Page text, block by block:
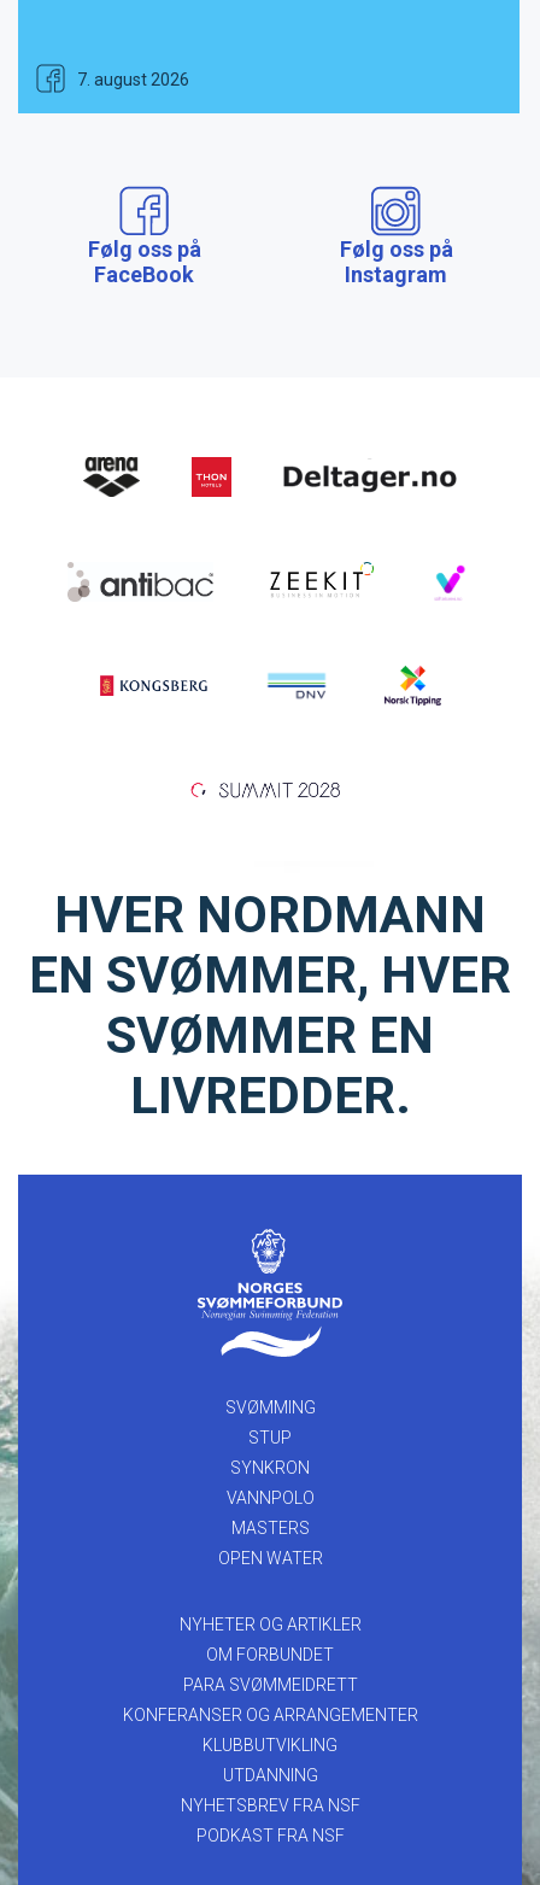
7. august 2026
Følg oss på
FaceBook
Følg oss på
Instagram
HVER NORDMANN
EN SVØMMER, HVER
SVØMMER EN
LIVREDDER.
SVØMMING
STUP
SYNKRON
VANNPOLO
MASTERS
OPEN WATER
NYHETER OG ARTIKLER
OM FORBUNDET
PARA SVØMMEIDRETT
KONFERANSER OG ARRANGEMENTER
KLUBBUTVIKLING
UTDANNING
NYHETSBREV FRA NSF
PODKAST FRA NSF